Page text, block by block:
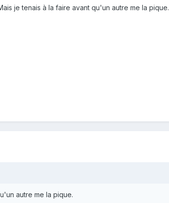
je tenais à la faire avant qu'un autre me la pique.
autre me la pique.